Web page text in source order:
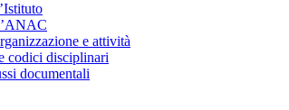
e attività
codici disciplinari
documentali